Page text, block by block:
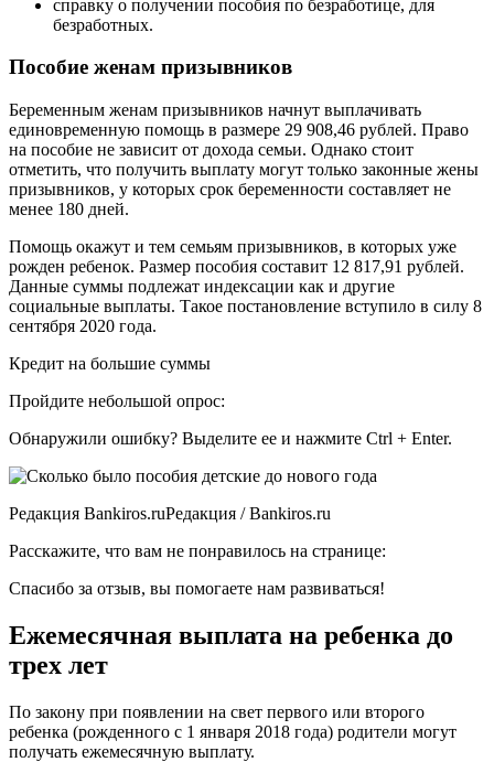
справку о получении пособия по безработице, для
безработных.
Пособие женам призывников
Беременным женам призывников начнут выплачивать
единовременную помощь в размере 29 908,46 рублей. Право
на пособие не зависит от дохода семьи. Однако стоит
отметить, что получить выплату могут только законные жены
призывников, у которых срок беременности составляет не
менее 180 дней.
Помощь окажут и тем семьям призывников, в которых уже
рожден ребенок. Размер пособия составит 12 817,91 рублей.
Данные суммы подлежат индексации как и другие
социальные выплаты. Такое постановление вступило в силу 8
сентября 2020 года.
Кредит на большие суммы
Пройдите небольшой опрос:
Обнаружили ошибку? Выделите ее и нажмите Ctrl + Enter.
Редакция Bankiros.ruРедакция / Bankiros.ru
Расскажите, что вам не понравилось на странице:
Спасибо за отзыв, вы помогаете нам развиваться!
Ежемесячная выплата на ребенка до
трех лет
По закону при появлении на свет первого или второго
ребенка (рожденного с 1 января 2018 года) родители могут
получать ежемесячную выплату.